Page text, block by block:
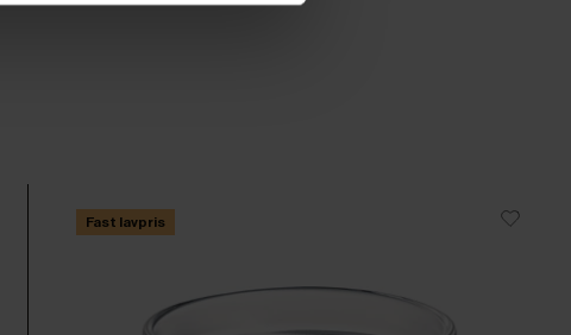
Fast lavpris